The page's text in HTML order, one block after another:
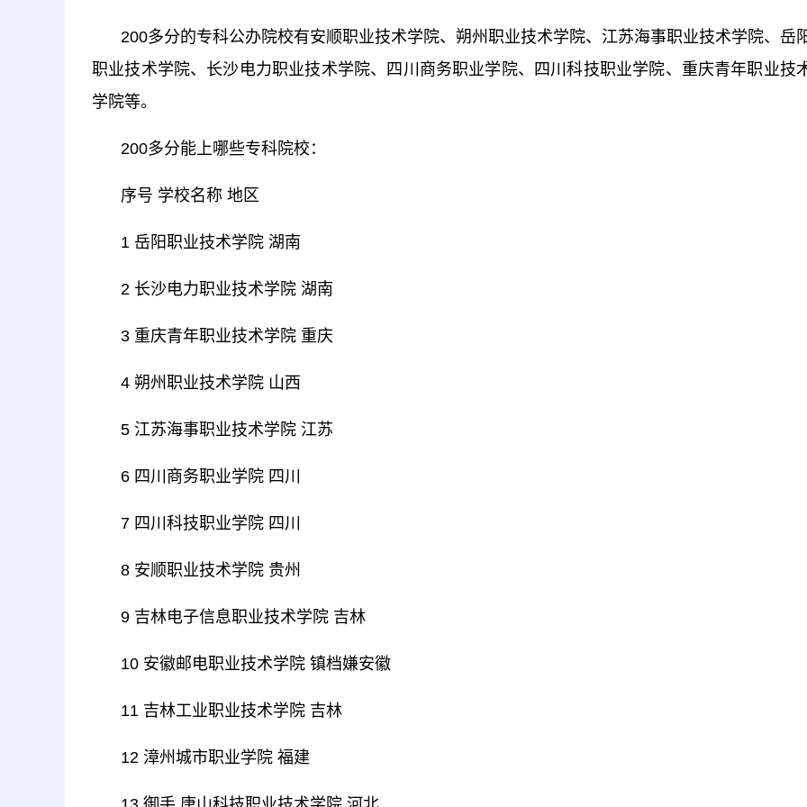
200多分的专科公办院校有安顺职业技术学院、朔州职业技术学院、江苏海事职业技术学院、岳
职业技术学院、长沙电力职业技术学院、四川商务职业学院、四川科技职业学院、重庆青年职业技
学院等。
200多分能上哪些专科院校：
序号 学校名称 地区
1 岳阳职业技术学院 湖南
2 长沙电力职业技术学院 湖南
3 重庆青年职业技术学院 重庆
4 朔州职业技术学院 山西
5 江苏海事职业技术学院 江苏
6 四川商务职业学院 四川
7 四川科技职业学院 四川
8 安顺职业技术学院 贵州
9 吉林电子信息职业技术学院 吉林
10 安徽邮电职业技术学院 镇档嫌安徽
11 吉林工业职业技术学院 吉林
12 漳州城市职业学院 福建